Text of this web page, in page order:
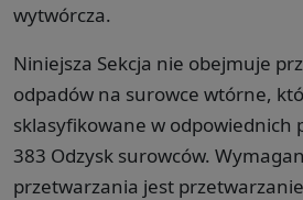
wytwórcza.
Niniejsza Sekcja nie obejmuje
odpadów na surowce wtórne,
sklasyfikowane w odpowiednich
383 Odzysk surowców.
przetwarzania jest